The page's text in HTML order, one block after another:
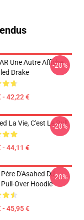
Une Autre Affiche
Drake
- 42,22 €
-20%
La Vie, C'est Le Pull
- 44,11 €
-20%
Père D'Asahed DJ
Over Hoodie
- 45,95 €
-20%